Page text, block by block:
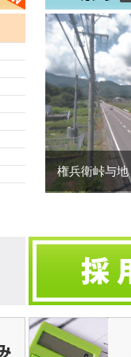
権兵衛峠与地